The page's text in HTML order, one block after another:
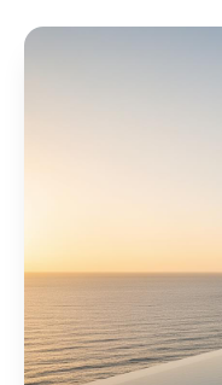
Kalkulator ROI-a za hotele